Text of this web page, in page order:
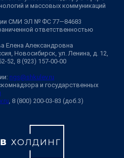
и массовых коммуникаций
СМИ ЭЛ № ФС 77—84683
ответственностью
Елена Александровна
Новосибирск, ул. Ленина, д. 12,
52, 8 (923) 157-00-00
ngs@shkulev.ru
и государственных
, 8 (800) 200-03-83 (доб.3)